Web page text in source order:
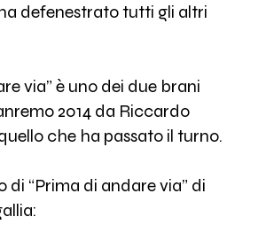
defenestrato tutti gli altri
via” è uno dei due brani
2014 da Riccardo
che ha passato il turno.
di “Prima di andare via” di